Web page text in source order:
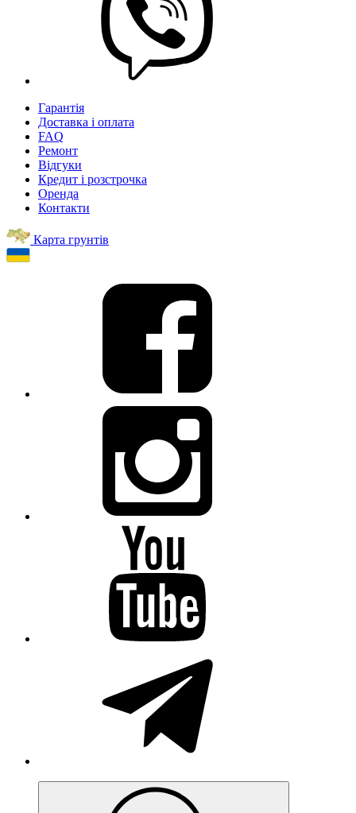
Гарантія
Доставка і оплата
FAQ
Ремонт
Відгуки
Кредит і розстрочка
Оренда
Контакти
Карта грунтів